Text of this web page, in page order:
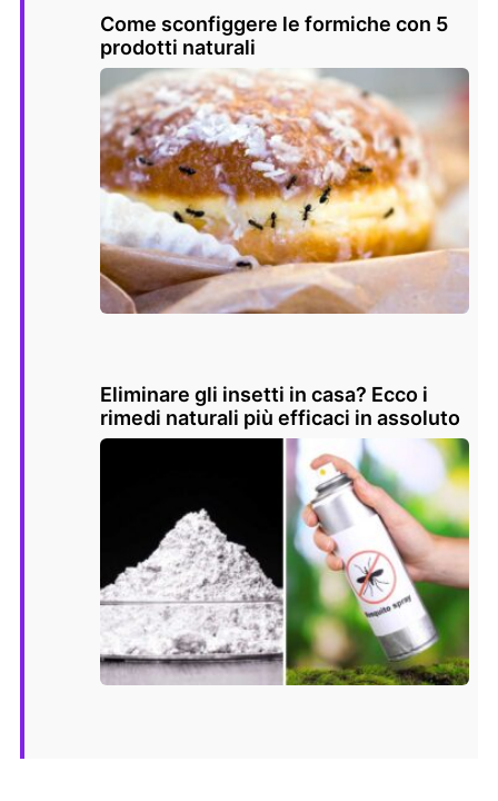
Come sconfiggere le formiche con 5
prodotti naturali
Eliminare gli insetti in casa? Ecco i
rimedi naturali più efficaci in assoluto